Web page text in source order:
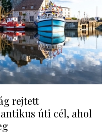
rejtett
úti cél, ahol